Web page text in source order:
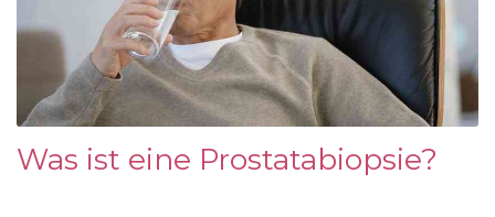
Was ist eine Prostatabiopsie?